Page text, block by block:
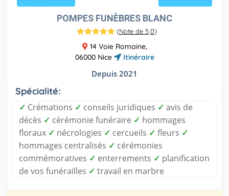
POMPES FUNÈBRES BLANC
(Note de 5,0)
14 Voie Romaine,
06000 Nice
Itinéraire
Depuis 2021
Spécialité:
✓ Crémations ✓ conseils juridiques ✓ avis de
décès ✓ cérémonie funéraire ✓ hommages
floraux ✓ nécrologies ✓ cercueils ✓ fleurs ✓
hommages centralisés ✓ cérémonies
commémoratives ✓ enterrements ✓ planification
de vos funérailles ✓ travail en marbre